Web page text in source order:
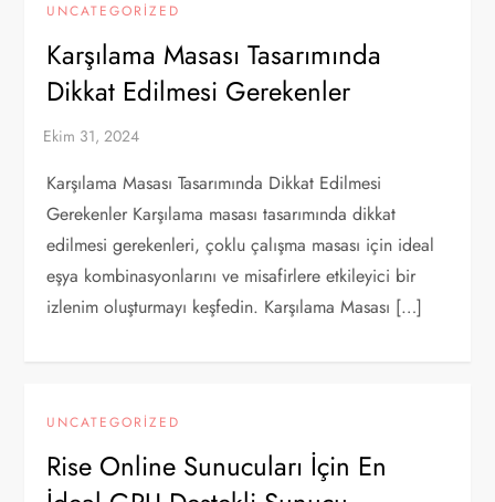
UNCATEGORIZED
Karşılama Masası Tasarımında
Dikkat Edilmesi Gerekenler
Karşılama Masası Tasarımında Dikkat Edilmesi
Gerekenler Karşılama masası tasarımında dikkat
edilmesi gerekenleri, çoklu çalışma masası için ideal
eşya kombinasyonlarını ve misafirlere etkileyici bir
izlenim oluşturmayı keşfedin. Karşılama Masası […]
UNCATEGORIZED
Rise Online Sunucuları İçin En